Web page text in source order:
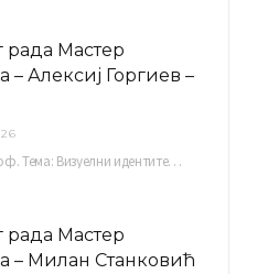
Мастер
– Алексиј Горгиев –
Ментор: Сања Девић, ред. проф. Тема: Визуелни идентитет линије нутриционистичких производа Vita+: Од амбалаже до мултимедијалне комуникације Петак, 03. 07.…
Мастер
– Милан Станковић